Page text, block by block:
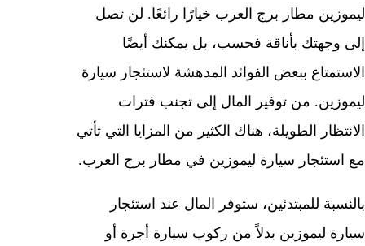
ليموزين مطار برج العرب خيارًا رائعًا. لن تصل
إلى وجهتك بأناقة فحسب، بل يمكنك أيضًا
الاستمتاع ببعض الفوائد المدهشة لاستئجار سيارة
ليموزين. من توفير المال إلى تجنب فترات
الانتظار الطويلة، هناك الكثير من المزايا التي تأتي
مع استئجار سيارة ليموزين في مطار برج العرب.
بالنسبة للمبتدئين، ستوفر المال عند استئجار
سيارة ليموزين بدلاً من ركوب سيارة أجرة أو